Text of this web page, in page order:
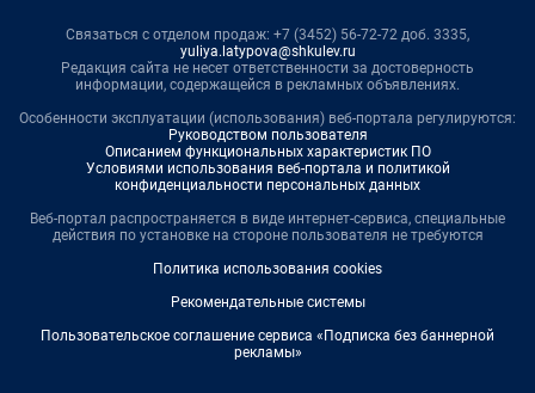
Связаться с отделом продаж: +7 (3452) 56-72-72 доб. 3335,
yuliya.latypova@shkulev.ru
Редакция сайта не несет ответственности за достоверность
информации, содержащейся в рекламных объявлениях.
Особенности эксплуатации (использования) веб-портала регулируются:
Руководством пользователя
Описанием функциональных характеристик ПО
Условиями использования веб-портала и политикой
конфиденциальности персональных данных
Веб-портал распространяется в виде интернет-сервиса, специальные
действия по установке на стороне пользователя не требуются
Политика использования cookies
Рекомендательные системы
Пользовательское соглашение сервиса «Подписка без баннерной
рекламы»